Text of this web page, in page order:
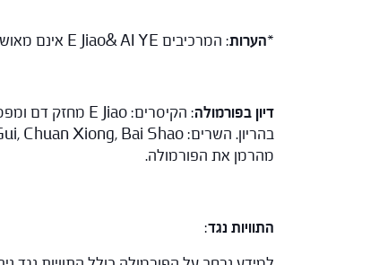
*הערות: המרכיבים E Jiao& AI YE אינם מאושרים לשימוש בארץ על פי משרד הבריאות.
דיון בפורמולה
מהרמן את הפורמולה.
התוויות נגד: